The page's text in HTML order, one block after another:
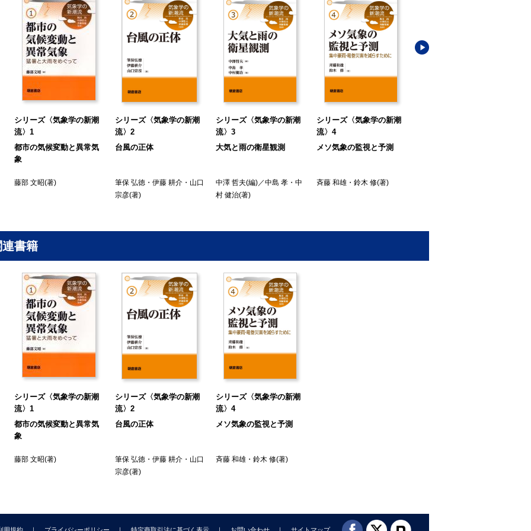
シリーズ〈気象学の新潮
流〉1
都市の気候変動と異常気
象
藤部 文昭(著)
シリーズ〈気象学の新潮
流〉2
台風の正体
筆保 弘徳 ・ 伊藤 耕介 ・ 山口
宗彦(著)
シリーズ〈気象学の新潮
流〉3
大気と雨の衛星観測
中澤 哲夫(編)／中島 孝 ・ 中
村 健治(著)
シリーズ〈気象学の新潮
流〉4
メソ気象の監視と予測
斉藤 和雄 ・ 鈴木 修(著)
連書籍
シリーズ〈気象学の新潮
流〉1
都市の気候変動と異常気
象
藤部 文昭(著)
シリーズ〈気象学の新潮
流〉2
台風の正体
筆保 弘徳 ・ 伊藤 耕介 ・ 山口
宗彦(著)
シリーズ〈気象学の新潮
流〉4
メソ気象の監視と予測
斉藤 和雄 ・ 鈴木 修(著)